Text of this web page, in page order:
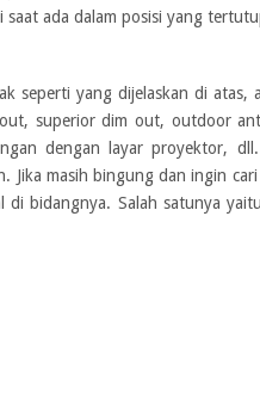
ada dalam posisi yang
seperti yang dijelaskan di atas,
superior dim out, outdoor
dengan layar proyektor,
Jika masih bingung dan ingin
di bidangnya. Salah satunya